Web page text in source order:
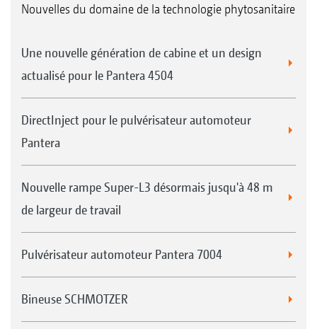
Nouvelles du domaine de la technologie phytosanitaire
Une nouvelle génération de cabine et un design
actualisé pour le Pantera 4504
DirectInject pour le pulvérisateur automoteur
Pantera
Nouvelle rampe Super-L3 désormais jusqu'à 48 m
de largeur de travail
Pulvérisateur automoteur Pantera 7004
Bineuse SCHMOTZER